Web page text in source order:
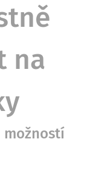
na
možností